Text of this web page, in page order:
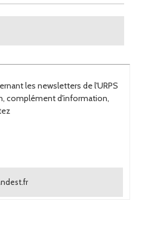
les newsletters de l'URPS
complément d'information,